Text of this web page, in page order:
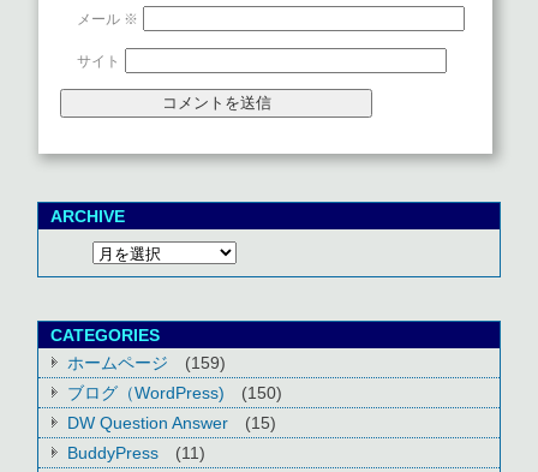
メール ※
サイト
ARCHIVE
CATEGORIES
ホームページ
(159)
ブログ（WordPress)
(150)
DW Question Answer
(15)
BuddyPress
(11)